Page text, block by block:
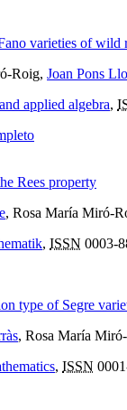
varieties of wild
Roig, Joan Pons
applied algebra,
Rees property
, Rosa María Miró-
, ISSN 0003-
type of Segre
, Rosa María
, ISSN